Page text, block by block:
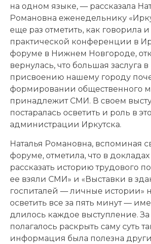
на одном языке, — рассказала
Романовна еженедельнику
еще раз отметить, как говорила
практической конференции в
форуме в Нижнем Новгороде,
вернулась, что большая заслуга
присвоению нашему городу
формировании общественного
принадлежит СМИ. В своем
постаралась осветить и роль в
администрации Иркутска.
Наталья Романовна, вспоминая
форуме, отметила, что в докладах
рассказать историю трудового
ее взяли СМИ» и «Выставки в
госпиталей — личные истории»
осветить все за пять минут —
длилось каждое выступление. За
полагалось раскрыть саму суть
информация была полезна